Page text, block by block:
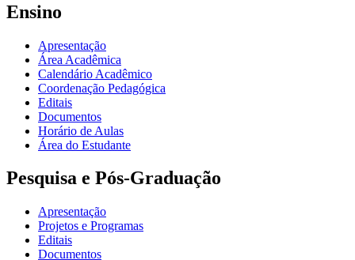
Ensino
Apresentação
Área Acadêmica
Calendário Acadêmico
Coordenação Pedagógica
Editais
Documentos
Horário de Aulas
Área do Estudante
Pesquisa e Pós-Graduação
Apresentação
Projetos e Programas
Editais
Documentos